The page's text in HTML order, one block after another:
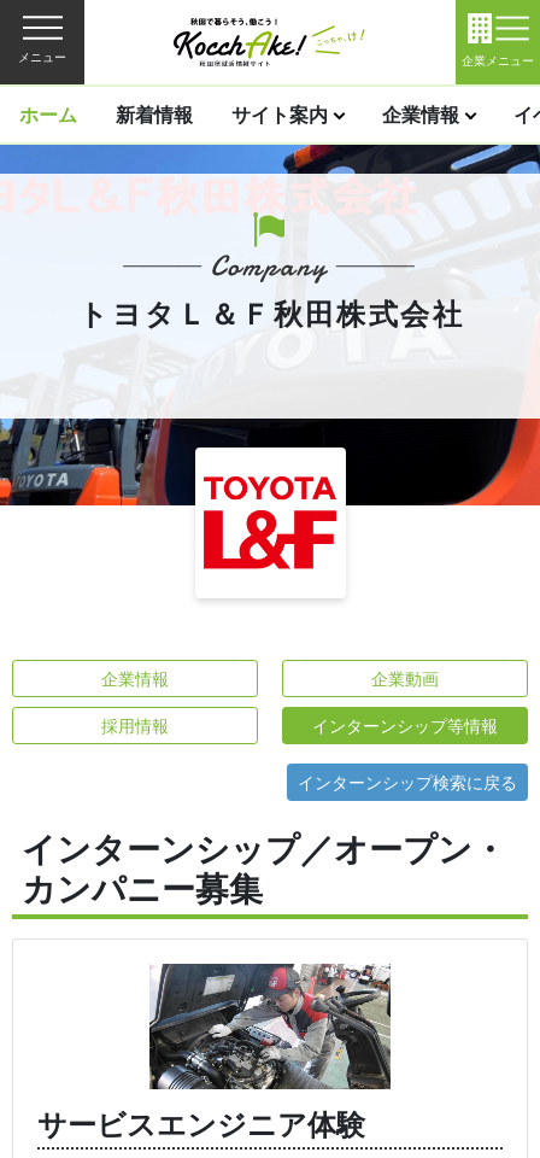
メニュー 企業メニュー
ホーム 新着情報 サイト案内 企業情報 イ
トヨタＬ＆Ｆ秋田株式会社
企業情報 企業動画
採用情報 インターンシップ等情報
インターンシップ検索に戻る
インターンシップ／オープン・
カンパニー募集
サービスエンジニア体験